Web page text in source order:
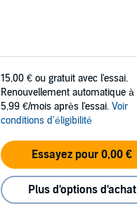
15,00 € ou gratuit avec l'essai.
Renouvellement automatique à
5,99 €/mois après l'essai. Voir
conditions d'éligibilité
Essayez pour 0,00 €
Plus d'options d'achat